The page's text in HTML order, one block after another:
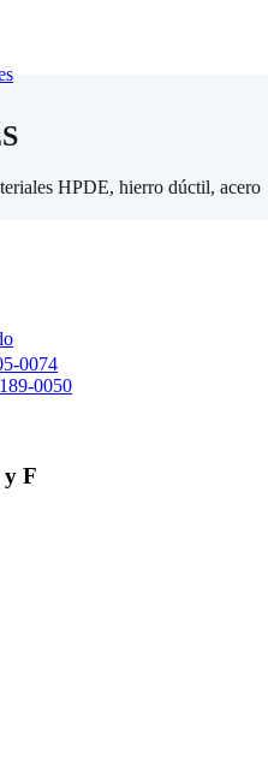
HPDE, hierro dúctil, acero
0074
0050
F